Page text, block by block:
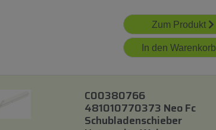
Zum Produkt
In den Warenkorb
C00380766
481010770373 Neo Fc
Schubladenschieber